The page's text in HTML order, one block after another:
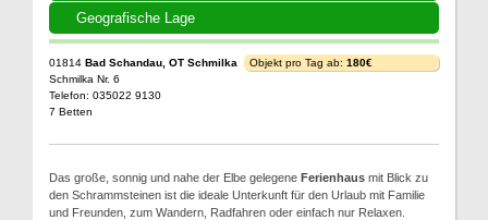
Geografische Lage
01814 Bad Schandau, OT Schmilka
Schmilka Nr. 6
Telefon: 035022 9130
7 Betten
Objekt pro Tag ab: 180€
Das große, sonnig und nahe der Elbe gelegene Ferienhaus mit Blick zu
den Schrammsteinen ist die ideale Unterkunft für den Urlaub mit Familie
und Freunden, zum Wandern, Radfahren oder einfach nur Relaxen.